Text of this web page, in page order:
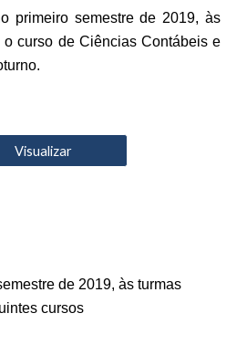
primeiro semestre de 2019, às
o curso de Ciências Contábeis e
Visualizar
de 2019, às turmas
cursos